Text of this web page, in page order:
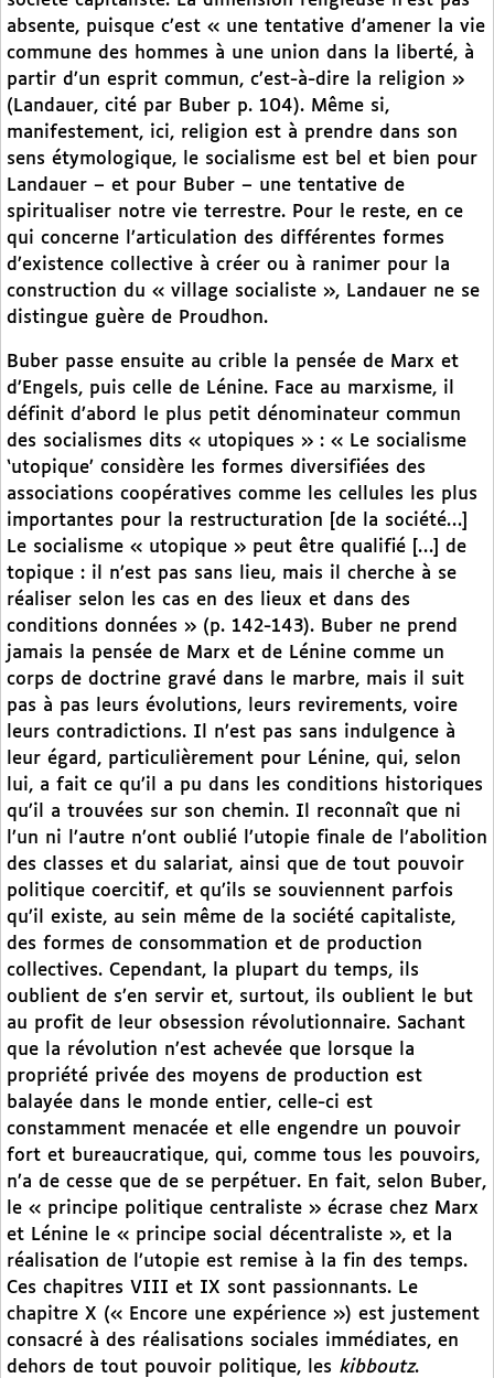
absente, puisque c’est « une tentative d’amener la vie
commune des hommes à une union dans la liberté, à
partir d’un esprit commun, c’est-à-dire la religion »
(Landauer, cité par Buber p. 104). Même si,
manifestement, ici, religion est à prendre dans son
sens étymologique, le socialisme est bel et bien pour
Landauer – et pour Buber – une tentative de
spiritualiser notre vie terrestre. Pour le reste, en ce
qui concerne l’articulation des différentes formes
d’existence collective à créer ou à ranimer pour la
construction du « village socialiste », Landauer ne se
distingue guère de Proudhon.
Buber passe ensuite au crible la pensée de Marx et
d’Engels, puis celle de Lénine. Face au marxisme, il
définit d’abord le plus petit dénominateur commun
des socialismes dits « utopiques » : « Le socialisme
‘utopique’ considère les formes diversifiées des
associations coopératives comme les cellules les plus
importantes pour la restructuration [de la société…]
Le socialisme « utopique » peut être qualifié […] de
topique : il n’est pas sans lieu, mais il cherche à se
réaliser selon les cas en des lieux et dans des
conditions données » (p. 142-143). Buber ne prend
jamais la pensée de Marx et de Lénine comme un
corps de doctrine gravé dans le marbre, mais il suit
pas à pas leurs évolutions, leurs revirements, voire
leurs contradictions. Il n’est pas sans indulgence à
leur égard, particulièrement pour Lénine, qui, selon
lui, a fait ce qu’il a pu dans les conditions historiques
qu’il a trouvées sur son chemin. Il reconnaît que ni
l’un ni l’autre n’ont oublié l’utopie finale de l’abolition
des classes et du salariat, ainsi que de tout pouvoir
politique coercitif, et qu’ils se souviennent parfois
qu’il existe, au sein même de la société capitaliste,
des formes de consommation et de production
collectives. Cependant, la plupart du temps, ils
oublient de s’en servir et, surtout, ils oublient le but
au profit de leur obsession révolutionnaire. Sachant
que la révolution n’est achevée que lorsque la
propriété privée des moyens de production est
balayée dans le monde entier, celle-ci est
constamment menacée et elle engendre un pouvoir
fort et bureaucratique, qui, comme tous les pouvoirs,
n’a de cesse que de se perpétuer. En fait, selon Buber,
le « principe politique centraliste » écrase chez Marx
et Lénine le « principe social décentraliste », et la
réalisation de l’utopie est remise à la fin des temps.
Ces chapitres VIII et IX sont passionnants. Le
chapitre X (« Encore une expérience ») est justement
consacré à des réalisations sociales immédiates, en
dehors de tout pouvoir politique, les kibboutz.